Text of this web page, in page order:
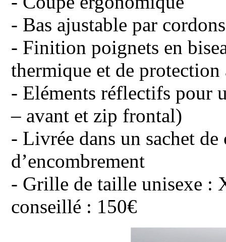
- Bas ajustable par
- Finition poignets en
thermique et de
- Eléments réflectifs pour
– avant et zip frontal)
- Livrée dans un sachet
d’encombrement
- Grille de taille unisexe :
conseillé : 150€